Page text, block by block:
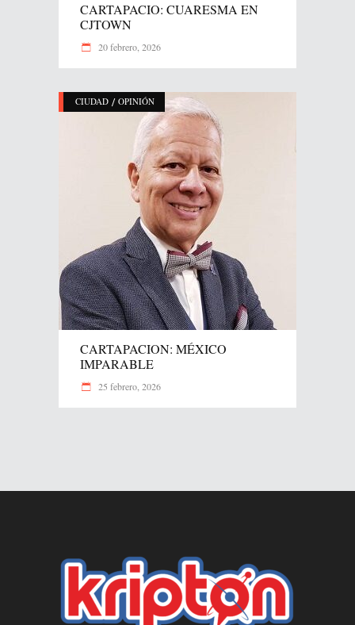
CARTAPACIO: CUARESMA EN
CJTOWN
20 febrero, 2026
CIUDAD / OPINIÓN
CARTAPACION: MÉXICO
IMPARABLE
25 febrero, 2026